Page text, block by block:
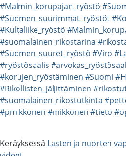
#Malmin_korupajan_ryöstö
#Suomen_suurimmat_ryöstöt
#Kultaliike_ryöstö
#suomalainen_rikostarina
#Suomen_suuret_ryöstö #Viro
#ryöstösaalis
#korujen_ryöstäminen #Suomi
#Rikollisten_jäljittäminen
#suomalainen_rikostutkinta
#pmikkonen #mikkonen #tieto
Keräyksessä Lasten ja nuorten